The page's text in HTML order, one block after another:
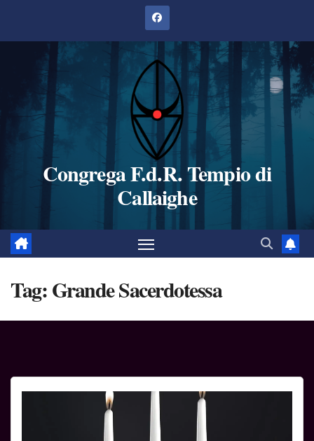
Congrega F.d.R. Tempio di
Callaighe
Tag:Grande Sacerdotessa